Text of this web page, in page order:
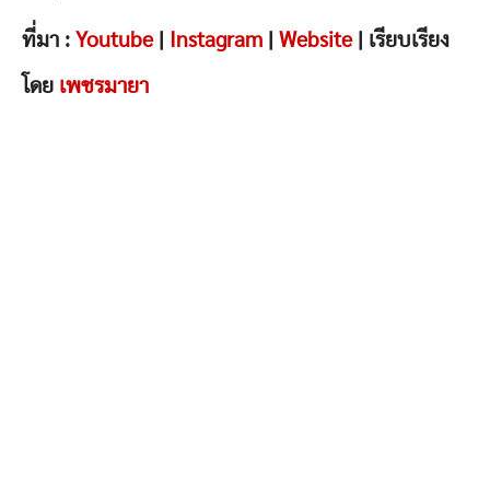
ที่มา : Youtube| Instagram Website| เรียบเรียง
โดย เพชรมายา